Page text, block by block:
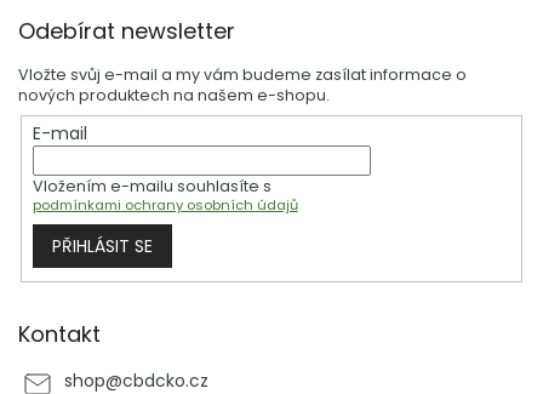
a
c
í
p
r
v
k
ý
Odebírat newsletter
Vložte svůj e-mail a my vám budeme zasílat informace o
nových produktech na našem e-shopu.
E-mail
Vložením e-mailu souhlasíte s
podmínkami ochrany osobních údajů
PŘIHLÁSIT SE
Kontakt
shop@cbdcko.cz